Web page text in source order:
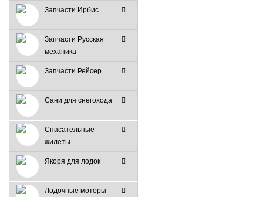
Запчасти Ирбис
Запчасти Русская
механика
Запчасти Рейсер
Сани для снегохода
Спасательные
жилеты
Якоря для лодок
Лодочные моторы